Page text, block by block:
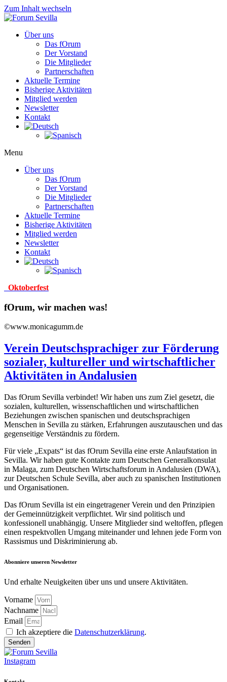
Zum Inhalt wechseln
Über uns
Das fOrum
Der Vorstand
Die Mitglieder
Partnerschaften
Aktuelle Termine
Bisherige Aktivitäten
Mitglied werden
Newsletter
Kontakt
Menu
Über uns
Das fOrum
Der Vorstand
Die Mitglieder
Partnerschaften
Aktuelle Termine
Bisherige Aktivitäten
Mitglied werden
Newsletter
Kontakt
Oktoberfest
fOrum, wir machen was!
©www.monicagumm.de
Verein Deutschsprachiger zur Förderung
sozialer, kultureller und wirtschaftlicher
Aktivitäten in Andalusien
Das fOrum Sevilla verbindet! Wir haben uns zum Ziel gesetzt, die
sozialen, kulturellen, wissenschaftlichen und wirtschaftlichen
Beziehungen zwischen spanischen und deutschsprachigen
Menschen in Sevilla zu stärken, Erfahrungen auszutauschen und das
gegenseitige Verständnis zu fördern.
Für viele „Expats“ ist das fOrum Sevilla eine erste Anlaufstation in
Sevilla. Wir haben gute Kontakte zum Deutschen Generalkonsulat
in Malaga, zum Deutschen Wirtschaftsforum in Andalusien (DWA),
zur Deutschen Schule Sevilla, aber auch zu spanischen Institutionen
und Organisationen.
Das fOrum Sevilla ist ein eingetragener Verein und den Prinzipien
der Gemeinnützigkeit verpflichtet. Wir sind politisch und
konfessionell unabhängig. Unsere Mitglieder sind weltoffen, pflegen
einen respektvollen Umgang miteinander und lehnen jede Form von
Rassismus und Diskriminierung ab.
Abonniere unseren Newsletter
Und erhalte Neuigkeiten über uns und unsere Aktivitäten.
Vorname
Nachname
Email
Ich akzeptiere die Datenschutzerklärung.
Senden
Instagram